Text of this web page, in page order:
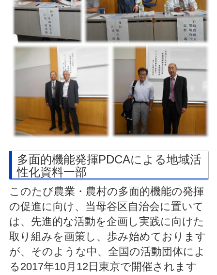
多面的機能発揮PDCAによる地域活
性化資料一部
このたび農業・農村の多面的機能の発揮
の促進に向け、当母谷区自治会に置いて
は、先進的な活動を企画し実践に向けた
取り組みを画策し、歩み始めております
が、そのような中、全国の活動団体によ
る2017年10月12日東京で開催されます